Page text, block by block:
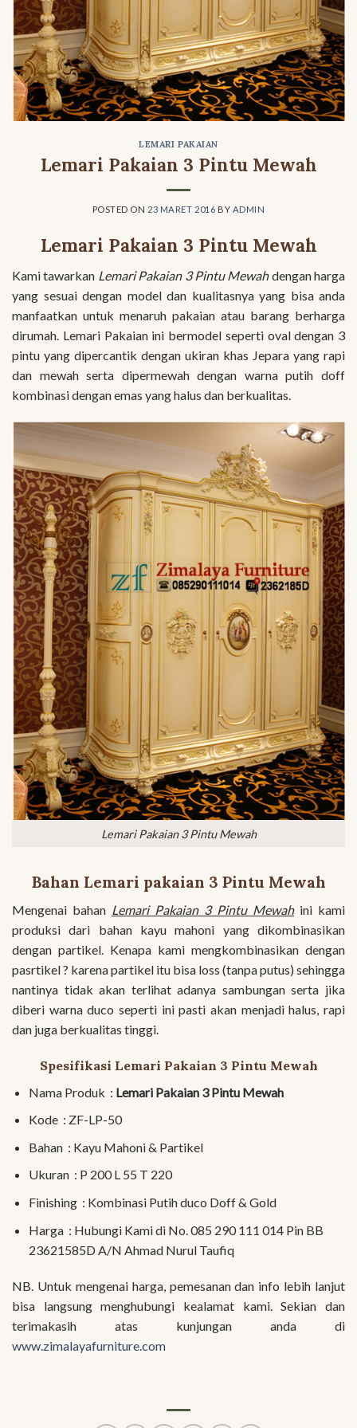
LEMARI PAKAIAN
Lemari Pakaian 3 Pintu Mewah
POSTED ON 23 MARET 2016 BY ADMIN
Lemari Pakaian 3 Pintu Mewah
Kami tawarkan Lemari Pakaian 3 Pintu Mewahdengan harga
yang sesuai dengan model dan kualitasnya yang bisa anda
manfaatkan untuk menaruh pakaian atau barang berharga
dirumah. Lemari Pakaian ini bermodel seperti oval dengan 3
pintu yang dipercantik dengan ukiran khas Jepara yang rapi
dan mewah serta dipermewah dengan warna putih doff
kombinasi dengan emas yang halus dan berkualitas.
Lemari Pakaian 3 Pintu Mewah
Bahan Lemari pakaian 3 Pintu Mewah
Mengenai bahan Lemari Pakaian 3 Pintu Mewahini kami
produksi dari bahan kayu mahoni yang dikombinasikan
dengan partikel. Kenapa kami mengkombinasikan dengan
pasrtikel ? karena partikel itu bisa loss (tanpa putus) sehingga
nantinya tidak akan terlihat adanya sambungan serta jika
diberi warna duco seperti ini pasti akan menjadi halus, rapi
dan juga berkualitas tinggi.
Spesifikasi Lemari Pakaian 3 Pintu Mewah
Nama Produk : Lemari Pakaian 3 Pintu Mewah
Kode : ZF-LP-50
Bahan : Kayu Mahoni & Partikel
Ukuran : P 200 L 55 T 220
Finishing : Kombinasi Putih duco Doff & Gold
Harga : Hubungi Kami di No. 085 290 111 014 Pin BB
23621585D A/N Ahmad Nurul Taufiq
NB. Untuk mengenai harga, pemesanan dan info lebih lanjut
bisa langsung menghubungi kealamat kami. Sekian dan
terimakasih atas kunjungan anda di
www.zimalayafurniture.com